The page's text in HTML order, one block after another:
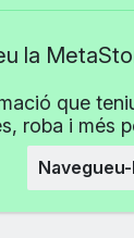
la
que
roba i més